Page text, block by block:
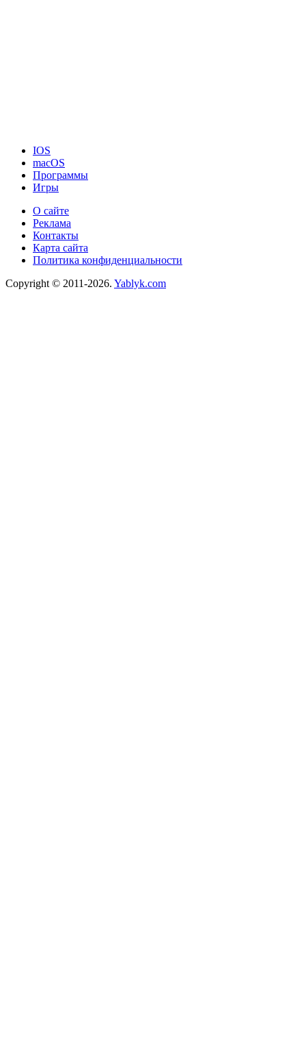
IOS
macOS
Программы
Игры
О сайте
Реклама
Контакты
Карта сайта
Политика конфиденциальности
Copyright © 2011-2026. Yablyk.сom